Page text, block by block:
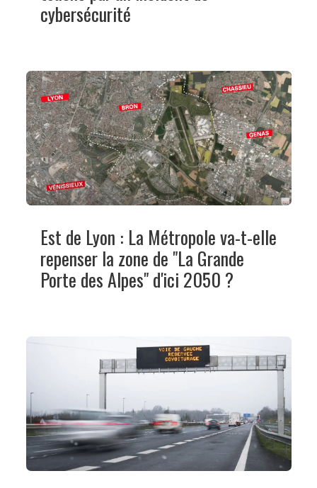
cybersécurité
Est de Lyon : La Métropole va-t-elle
repenser la zone de "La Grande
Porte des Alpes" d'ici 2050 ?